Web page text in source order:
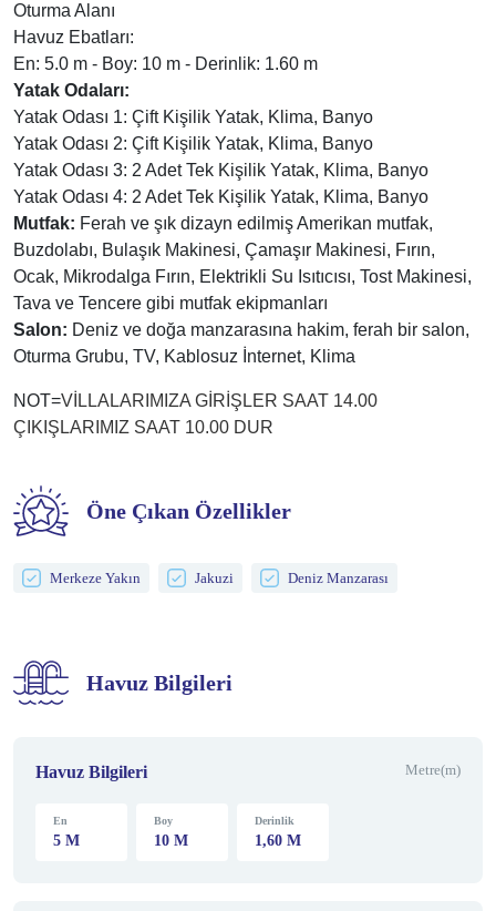
Oturma Alanı
Havuz Ebatları:
En: 5.0 m - Boy: 10 m - Derinlik: 1.60 m
Yatak Odaları:
Yatak Odası 1: Çift Kişilik Yatak, Klima, Banyo
Yatak Odası 2: Çift Kişilik Yatak, Klima, Banyo
Yatak Odası 3: 2 Adet Tek Kişilik Yatak, Klima, Banyo
Yatak Odası 4: 2 Adet Tek Kişilik Yatak, Klima, Banyo
Mutfak: Ferah ve şık dizayn edilmiş Amerikan mutfak,
Buzdolabı, Bulaşık Makinesi, Çamaşır Makinesi, Fırın,
Ocak, Mikrodalga Fırın, Elektrikli Su Isıtıcısı, Tost Makinesi,
Tava ve Tencere gibi mutfak ekipmanları
Salon: Deniz ve doğa manzarasına hakim, ferah bir salon,
Oturma Grubu, TV, Kablosuz İnternet, Klima
NOT=VİLLALARIMIZA GİRİŞLER SAAT 14.00
ÇIKIŞLARIMIZ SAAT 10.00 DUR
Öne Çıkan Özellikler
Merkeze Yakın Jakuzi Deniz Manzarası
Havuz Bilgileri
Havuz Bilgileri Metre(m)
En
5 M
Boy
10 M
Derinlik
1,60 M